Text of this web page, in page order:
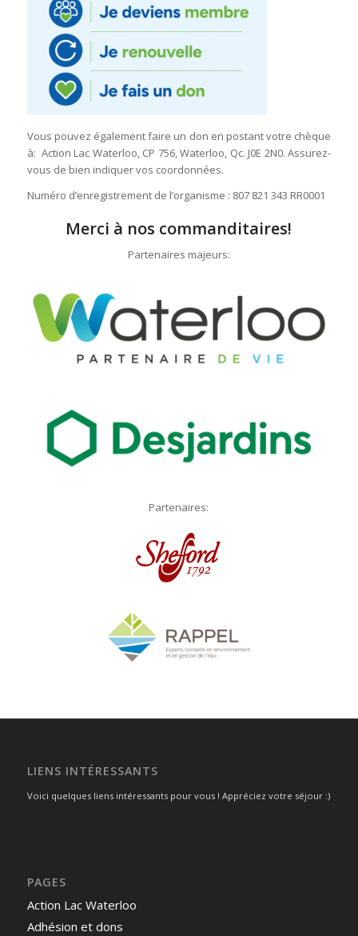
Vous pouvez également faire un don en postant votre chèque
à: Action Lac Waterloo, CP 756, Waterloo, Qc. J0E 2N0. Assurez-
vous de bien indiquer vos coordonnées.
Numéro d’enregistrement de l’organisme : 807 821 343 RR0001
Merci à nos commanditaires!
Partenaires majeurs:
Partenaires:
LIENS INTÉRESSANTS
Voici quelques liens intéressants pour vous ! Appréciez votre séjour :)
PAGES
Action Lac Waterloo
Adhésion et dons